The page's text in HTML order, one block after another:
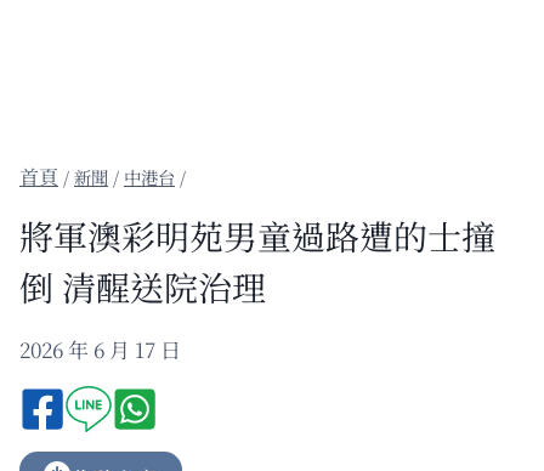
/新聞 / 中港台 /
將軍澳彩明苑男童過路遭的士撞
倒 清醒送院治理
2026 年 6 月 17 日